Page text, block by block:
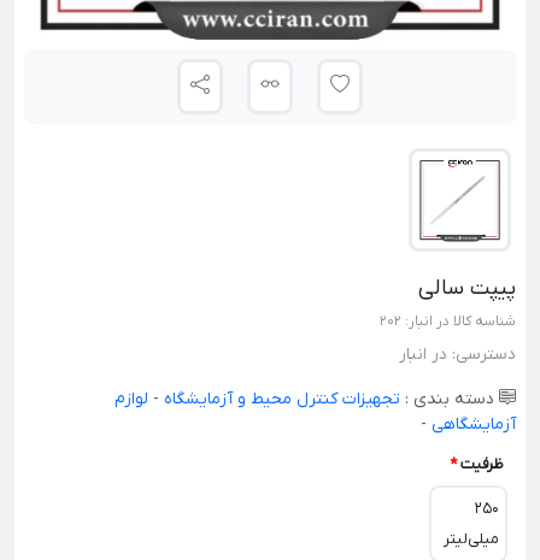
پیپت سالی
شناسه کالا در انبار: 202
دسترسی: در انبار
دسته بندی : تجهیزات کنترل محیط و آزمایشگاه - لوازم
آزمایشگاهی -
ظرفیت*
250
میلی‌لیتر